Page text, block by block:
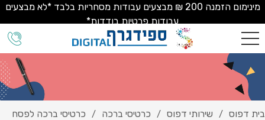
מינימום הזמנה 200 ₪ מבצעים עבודות מסחריות בלבד *לא מבצעים
עבודות פרטיות בודדות*
בית דפוס / שירותי דפוס / כרטיסי ברכה / כרטיסי ברכה לפסח